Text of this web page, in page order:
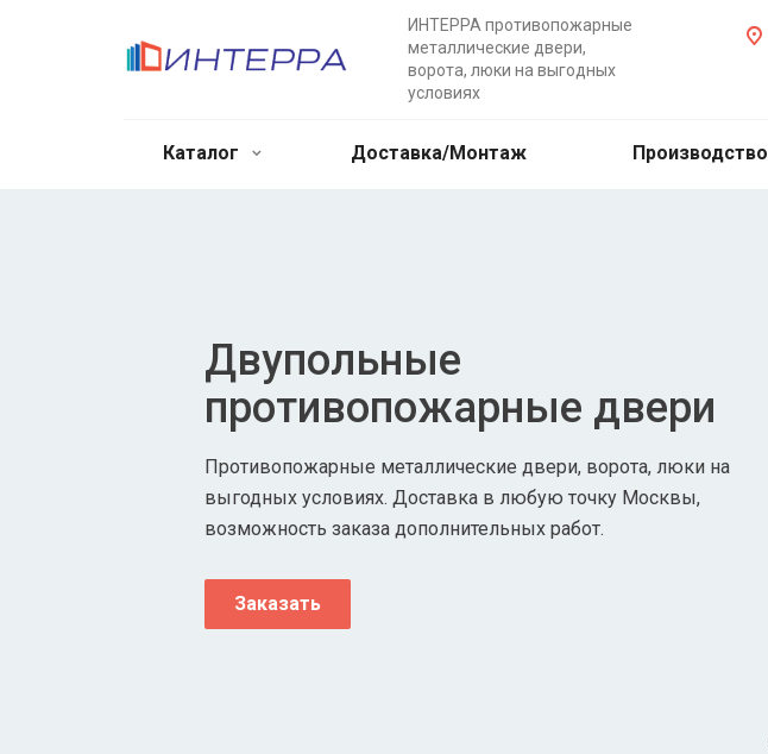
ИНТЕРРА противопожарные
металлические двери,
ворота, люки на выгодных
условиях
Каталог Доставка/Монтаж Производство
Двупольные
противопожарные двери
Противопожарные металлические двери, ворота, люки на
выгодных условиях. Доставка в любую точку Москвы,
возможность заказа дополнительных работ.
Заказать